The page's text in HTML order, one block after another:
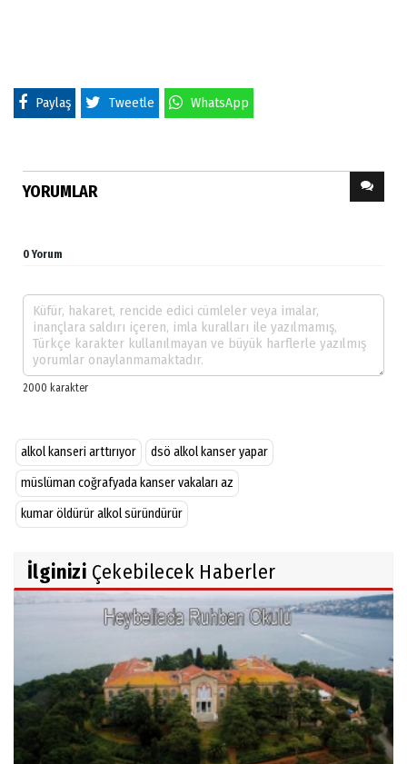
Paylaş Tweetle WhatsApp
YORUMLAR
0 Yorum
alkol kanseri arttırıyor
dsö alkol kanser yapar
müslüman coğrafyada kanser vakaları az
kumar öldürür alkol süründürür
İlginizi Çekebilecek Haberler